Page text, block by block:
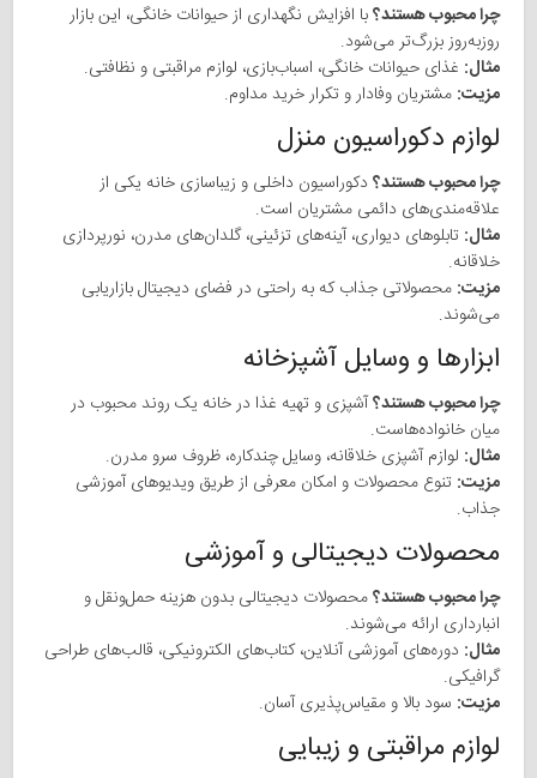
چرا محبوب هستند؟با افزایش نگهداری از حیوانات خانگی، این بازار
روزبه‌روز بزرگ‌تر می‌شود.
مثال: غذای حیوانات خانگی، اسباب‌بازی، لوازم مراقبتی و نظافتی.
مزیت: مشتریان وفادار و تکرار خرید مداوم.
لوازم دکوراسیون منزل
چرا محبوب هستند؟ دکوراسیون داخلی و زیباسازی خانه یکی از
علاقه‌مندی‌های دائمی مشتریان است.
مثال: تابلوهای دیواری، آینه‌های تزئینی، گلدان‌های مدرن، نورپردازی
خلاقانه.
مزیت: محصولاتی جذاب که به راحتی در فضای دیجیتال بازاریابی
می‌شوند.
ابزارها و وسایل آشپزخانه
چرا محبوب هستند؟آشپزی و تهیه غذا در خانه یک روند محبوب در
میان خانواده‌هاست.
مثال: لوازم آشپزی خلاقانه، وسایل چندکاره، ظروف سرو مدرن.
مزیت: تنوع محصولات و امکان معرفی از طریق ویدیوهای آموزشی
جذاب.
محصولات دیجیتالی و آموزشی
چرا محبوب هستند؟محصولات دیجیتالی بدون هزینه حمل‌ونقل و
انبارداری ارائه می‌شوند.
مثال: دوره‌های آموزشی آنلاین، کتاب‌های الکترونیکی، قالب‌های طراحی
گرافیکی.
مزیت: سود بالا و مقیاس‌پذیری آسان.
لوازم مراقبتی و زیبایی